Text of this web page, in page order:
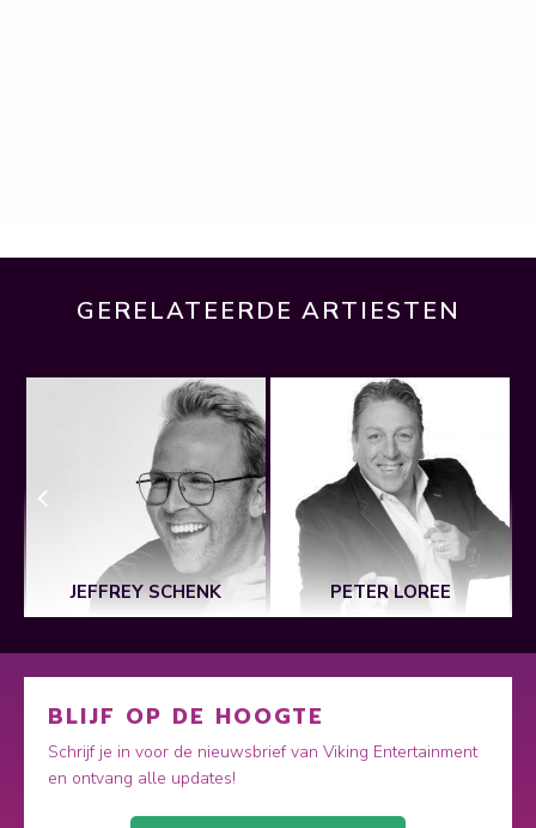
GERELATEERDE ARTIESTEN
JEFFREY SCHENK PETER LOREE
BLIJF OP DE HOOGTE
Schrijf je in voor de nieuwsbrief van Viking Entertainment
en ontvang alle updates!